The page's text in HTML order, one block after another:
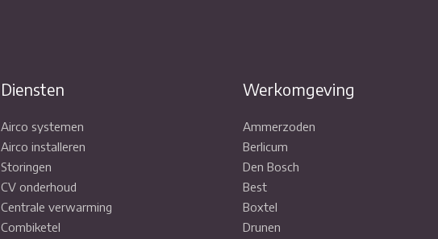
VLOERVERWARMING
WATERONTHARDERS
Diensten
Airco systemen
Airco installeren
Storingen
CV onderhoud
Centrale verwarming
Combiketel
Werkomgeving
Ammerzoden
Berlicum
Den Bosch
Best
Boxtel
Drunen